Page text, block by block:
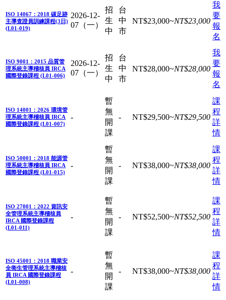
ISO 14067：2018 碳足跡
主導查證員訓練課程(3日)
(L01-019)
2026-12-
07（一）
招
生
中
台
中
市
NT$23,000~NT$23,000
我
要
報
名
ISO 9001：2015 品質管
理系統主導稽核員 IRCA
國際登錄課程 (L01-006)
2026-12-
07（一）
招
生
中
台
中
市
NT$28,000~NT$28,000
我
要
報
名
ISO 14001：2026 環境管
理系統主導稽核員 IRCA
國際登錄課程 (L01-007)
-
暫
無
開
課
- NT$29,500~NT$29,500
課
程
詳
情
ISO 50001：2018 能源管
理系統主導稽核員 IRCA
國際登錄課程 (L01-015)
-
暫
無
開
課
- NT$38,000~NT$38,000
課
程
詳
情
ISO 27001：2022 資訊安
全管理系統主導稽核員
IRCA 國際登錄課程
(L01-011)
-
暫
無
開
課
- NT$52,500~NT$52,500
課
程
詳
情
ISO 45001：2018 職業安
全衛生管理系統主導稽核
員 IRCA 國際登錄課程
(L01-008)
-
暫
無
開
課
- NT$38,000~NT$38,000
課
程
詳
情